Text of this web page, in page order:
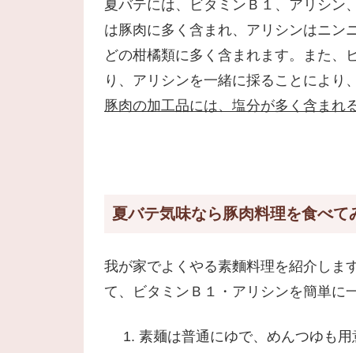
夏バテには、ビタミンＢ１、アリシン
は豚肉に多く含まれ、アリシンはニン
どの柑橘類に多く含まれます。また、
り、アリシンを一緒に採ることにより
豚肉の加工品には、塩分が多く含まれ
夏バテ気味なら豚肉料理を食べて
我が家でよくやる素麵料理を紹介しま
て、ビタミンＢ１・アリシンを簡単に
素麺は普通にゆで、めんつゆも用